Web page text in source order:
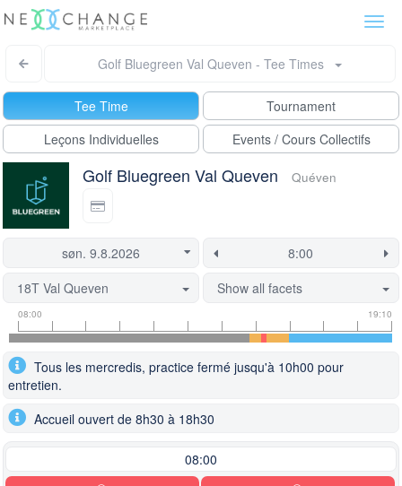
Golf Bluegreen Val Queven - Tee Times
Tee Time
Tournament
Leçons Individuelles
Events / Cours Collectifs
Golf Bluegreen Val Queven Quéven
18T Val Queven
Show all facets
Tee
time
Flight
slot
This
start
currently
locked.
08:00 19:10
Tous les mercredis, practice fermé jusqu'à 10h00 pour
entretien.
Accueil ouvert de 8h30 à 18h30
08:00